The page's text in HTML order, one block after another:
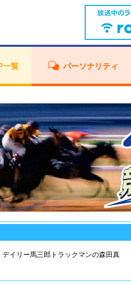
一覧 パーソナリティ
イリー馬三郎トラックマンの森田真